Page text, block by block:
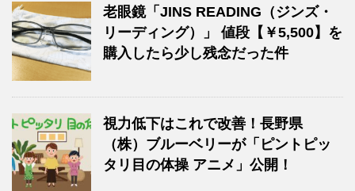
老眼鏡「JINS READING（ジンズ・
リーディング）」 値段【￥5,500】を
購入したら少し残念だった件
視力低下はこれで改善！長野県
（株）ブルーベリーが「ピントピッ
タリ目の体操 アニメ」公開！